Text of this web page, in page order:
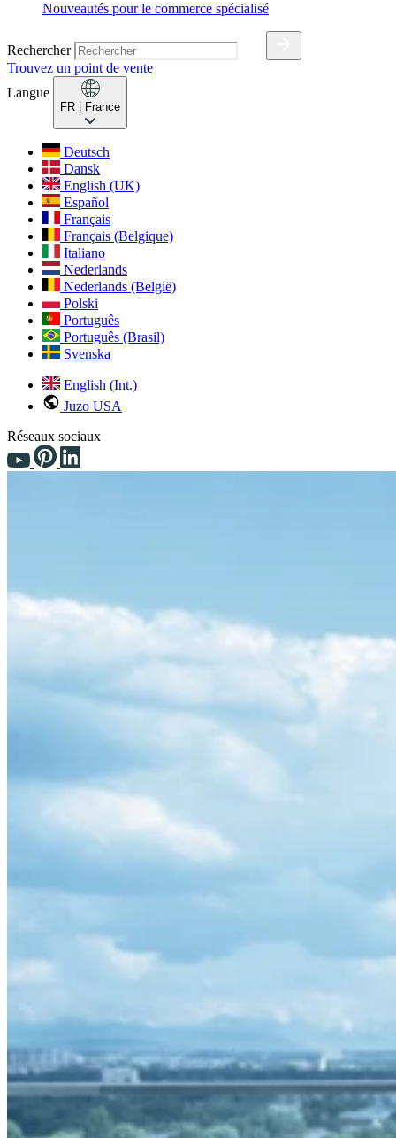
Nouveautés pour le commerce spécialisé
Rechercher
Trouvez un point de vente
Langue
FR | France
Deutsch
Dansk
English (UK)
Español
Français
Français (Belgique)
Italiano
Nederlands
Nederlands (België)
Polski
Português
Português (Brasil)
Svenska
English (Int.)
Juzo USA
Réseaux sociaux